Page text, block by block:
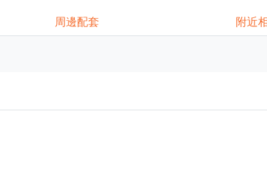
周邊配套 附近